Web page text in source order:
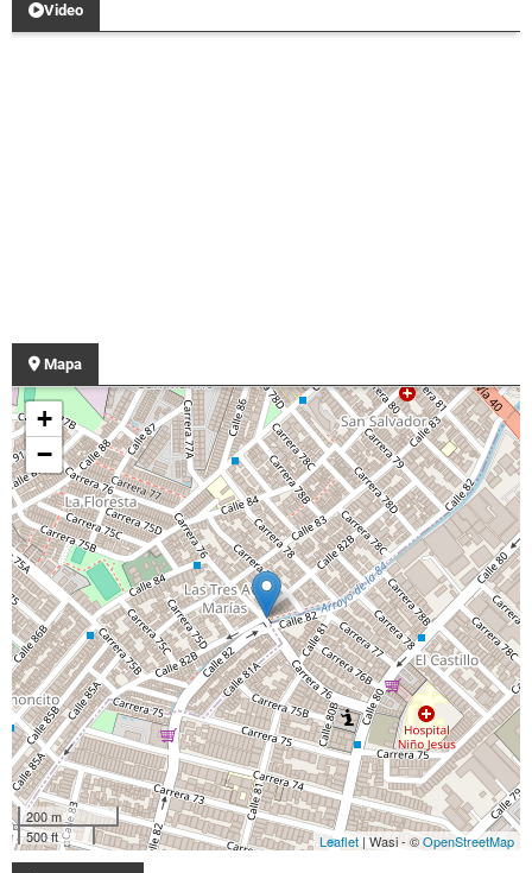
Video
Mapa
+
−
200 m
500 ft
Leaflet | Wasi - ©OpenStreetMap